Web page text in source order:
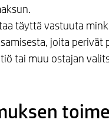
täyttä vastuuta
joita perivät
tai muu ostajan